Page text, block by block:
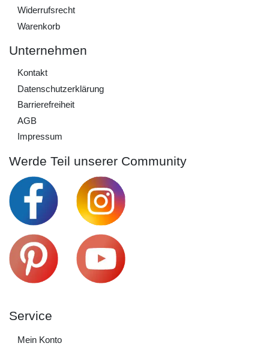
Widerrufs­recht
Warenkorb
Unternehmen
Kontakt
Daten­schutz­erklärung
Barrierefreiheit
AGB
Impressum
Werde Teil unserer Community
Service
Mein Konto